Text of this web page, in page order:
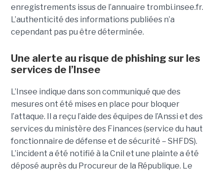
enregistrements issus de l’annuaire trombi.insee.fr.
L’authenticité des informations publiées n’a
cependant pas pu être déterminée.
Une alerte au risque de phishing sur les
services de l’Insee
L’Insee indique dans son communiqué que des
mesures ont été mises en place pour bloquer
l’attaque. Il a reçu l’aide des équipes de l’Anssi et des
services du ministère des Finances (service du haut
fonctionnaire de défense et de sécurité – SHFDS).
L’incident a été notifié à la Cnil et une plainte a été
déposé auprès du Procureur de la République. Le